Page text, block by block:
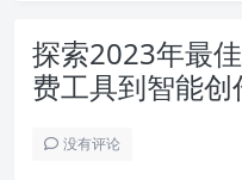
探索2023年最
费工具到智能
没有评论